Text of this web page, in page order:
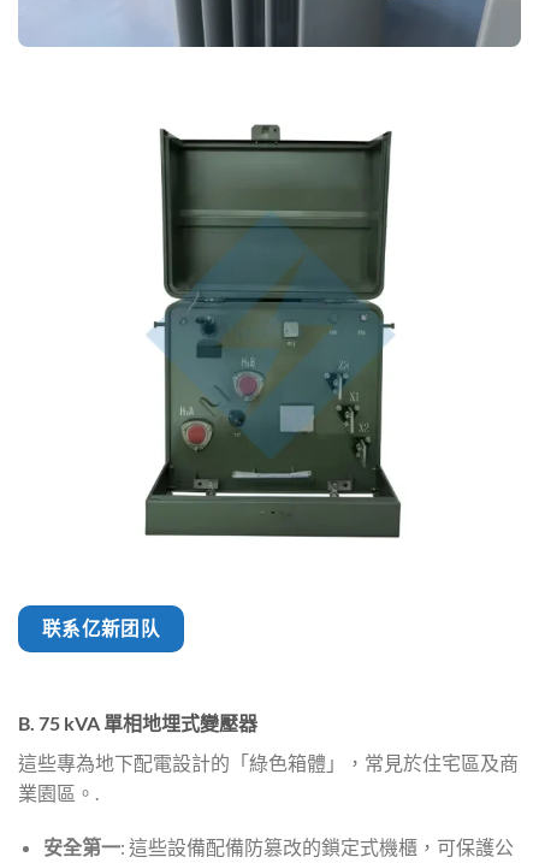
联系亿新团队
B. 75 kVA 單相地埋式變壓器
這些專為地下配電設計的「綠色箱體」，常見於住宅區及商
業園區。.
安全第一: 這些設備配備防篡改的鎖定式機櫃，可保護公